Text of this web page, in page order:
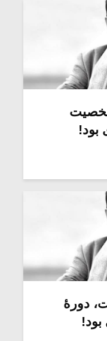
بود!
دورۀ